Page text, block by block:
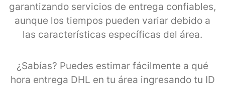
garantizando servicios de entrega confiables,
aunque los tiempos pueden variar debido a
las características específicas del área.
¿Sabías? Puedes estimar fácilmente a qué
hora entrega DHL en tu área ingresando tu ID